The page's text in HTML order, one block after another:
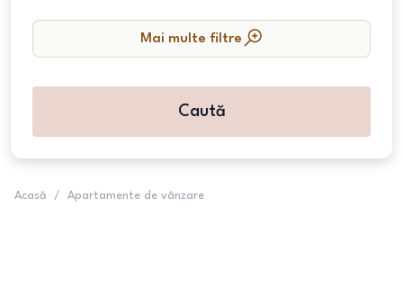
Mai multe filtre
Caută
Acasă / Apartamente de vânzare